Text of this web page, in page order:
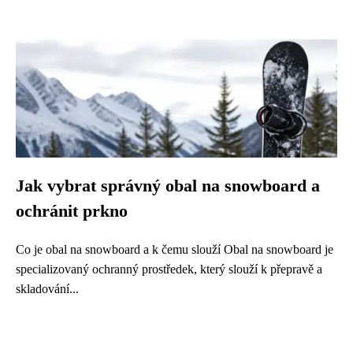
Jak vybrat správný obal na snowboard a
ochránit prkno
Co je obal na snowboard a k čemu slouží Obal na snowboard je
specializovaný ochranný prostředek, který slouží k přepravě a
skladování...